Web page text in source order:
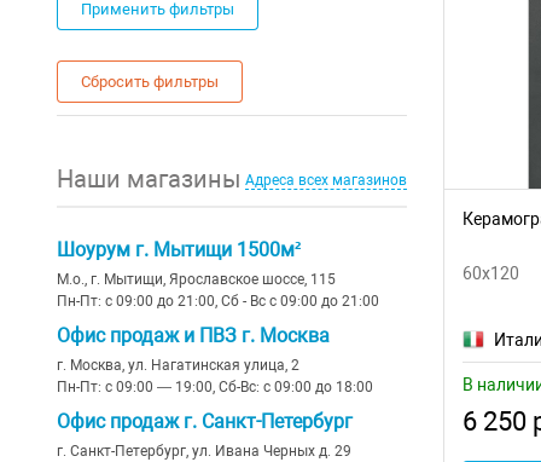
Применить фильтры
Сбросить фильтры
Наши магазины Адреса всех магазинов
Шоурум г. Мытищи 1500м²
М.о., г. Мытищи, Ярославское шоссе, 115
Пн-Пт: с 09:00 до 21:00, Сб - Вс с 09:00 до 21:00
Офис продаж и ПВЗ г. Москва
г. Москва, ул. Нагатинская улица, 2
Пн-Пт: с 09:00 — 19:00, Сб-Вс: с 09:00 до 18:00
Офис продаж г. Санкт-Петербург
г. Санкт-Петербург, ул. Ивана Черных д. 29
60x120
В
6 250